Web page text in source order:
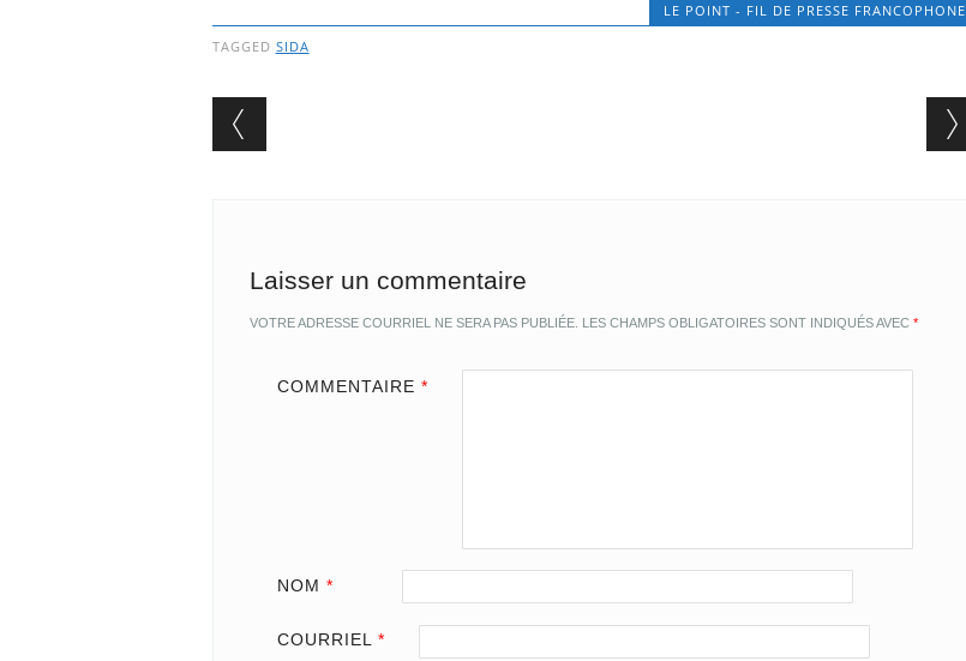
LE POINT - FIL DE PRESSE FRANCOPHONE
TAGGED SIDA
Post navigation
Laisser un commentaire
VOTRE ADRESSE COURRIEL NE SERA PAS PUBLIÉE. LES CHAMPS OBLIGATOIRES SONT INDIQUÉS AVEC *
COMMENTAIRE *
NOM *
COURRIEL *